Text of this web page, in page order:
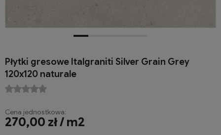
Płytki gresowe Italgraniti Silver Grain Grey
120x120 naturale
Cena jednostkowa:
270,00 zł / m2